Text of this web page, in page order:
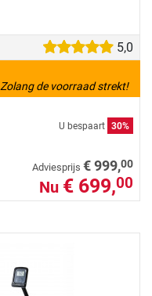
5,0
Zolang de voorraad strekt!
U bespaart 30%
Adviesprijs € 999,00
Nu € 699,00